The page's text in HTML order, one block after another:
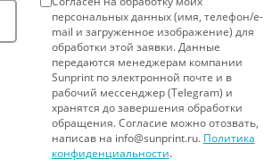
персональных данных (имя, телефон/e-
mail и загруженное изображение) для
обработки этой заявки. Данные
передаются менеджерам компании
Sunprint по электронной почте и в
рабочий мессенджер (Telegram) и
хранятся до завершения обработки
обращения. Согласие можно отозвать,
написав на info@sunprint.ru. Политика
конфиденциальности.